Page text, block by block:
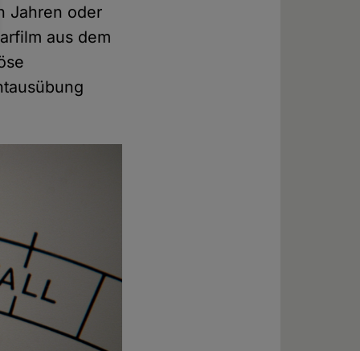
Jahren oder
aus dem